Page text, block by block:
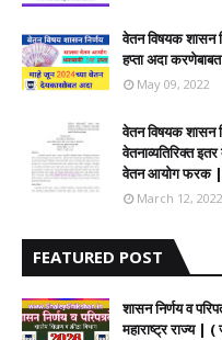
वेतन विषयक शासन
हप्ता अदा करणेबाबत
May 09, 2022
वेतन विषयक शासन
वेतनाव्यतिरिक्त
वेतन आयोग फरक
March 12, 2022
FEATURED POST
शासन निर्णय व
महाराष्ट्र राज्य |